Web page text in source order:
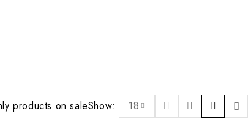
products on saleShow: 18